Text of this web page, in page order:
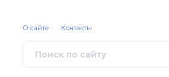
О сайте Контакты